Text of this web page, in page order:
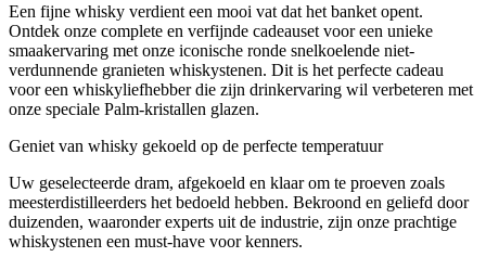
Een fijne whisky verdient een mooi vat dat het banket opent.
Ontdek onze complete en verfijnde cadeauset voor een unieke
smaakervaring met onze iconische ronde snelkoelende niet-
verdunnende granieten whiskystenen. Dit is het perfecte cadeau
voor een whiskyliefhebber die zijn drinkervaring wil verbeteren met
onze speciale Palm-kristallen glazen.
Geniet van whisky gekoeld op de perfecte temperatuur
Uw geselecteerde dram, afgekoeld en klaar om te proeven zoals
meesterdistilleerders het bedoeld hebben. Bekroond en geliefd door
duizenden, waaronder experts uit de industrie, zijn onze prachtige
whiskystenen een must-have voor kenners.